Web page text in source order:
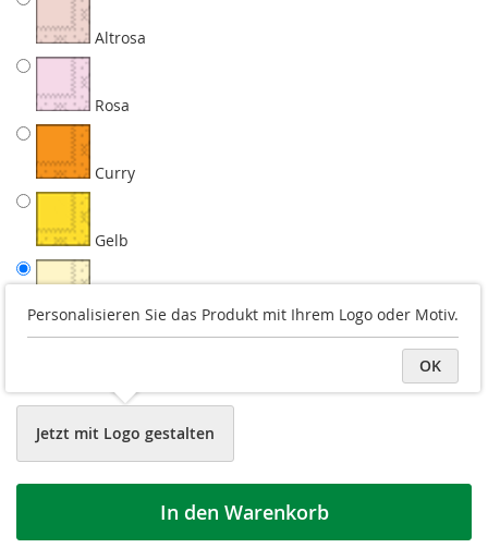
Altrosa
Rosa
Curry
Gelb
Champagner
Jetzt mit Logo gestalten
In den Warenkorb
Personalisieren Sie das Produkt mit Ihrem Logo oder Motiv.
OK